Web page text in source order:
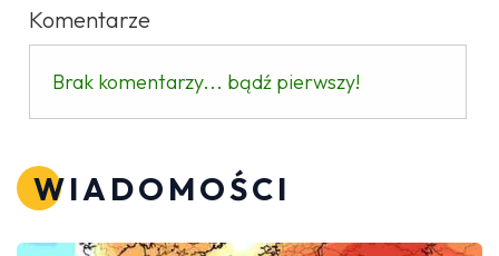
Komentarze
Brak komentarzy... bądź pierwszy!
WIADOMOŚCI